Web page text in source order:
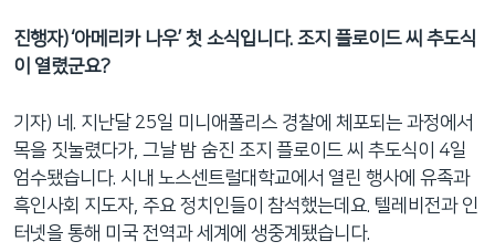
진행자) ‘아메리카 나우’ 첫 소식입니다. 조지 플로이드 씨 추도식
이 열렸군요?
기자) 네. 지난달 25일 미니애폴리스 경찰에 체포되는 과정에서
목을 짓눌렸다가, 그날 밤 숨진 조지 플로이드 씨 추도식이 4일
엄수됐습니다. 시내 노스센트럴대학교에서 열린 행사에 유족과
흑인사회 지도자, 주요 정치인들이 참석했는데요. 텔레비전과 인
터넷을 통해 미국 전역과 세계에 생중계됐습니다.